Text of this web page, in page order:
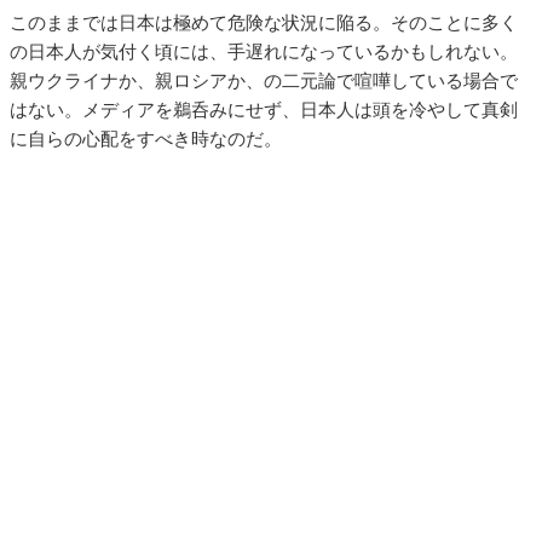
このままでは日本は極めて危険な状況に陥る。そのことに多く
の日本人が気付く頃には、手遅れになっているかもしれない。
親ウクライナか、親ロシアか、の二元論で喧嘩している場合で
はない。メディアを鵜呑みにせず、日本人は頭を冷やして真剣
に自らの心配をすべき時なのだ。